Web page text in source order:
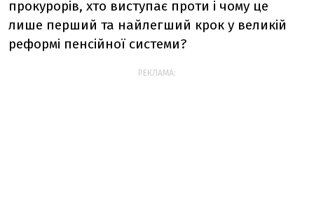
прокурорів, хто виступає проти і чому це
лише перший та найлегший крок у великій
реформі пенсійної системи?
РЕКЛАМА: